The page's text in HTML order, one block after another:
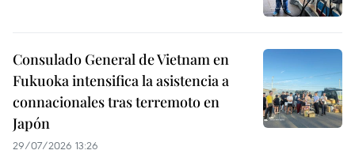
Consulado General de Vietnam en
Fukuoka intensifica la asistencia a
connacionales tras terremoto en
Japón
29/07/2026 13:26